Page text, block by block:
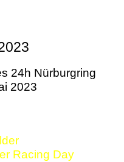
24h Nürburgring
2023
Racing Day